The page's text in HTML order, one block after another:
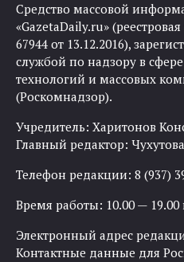
Средство массовой
«GazetaDaily.ru»
67944 от 13.12.2016),
службой по надзору в
технологий и массовых
(Роскомнадзор).
Учредитель: Харитонов
Главный редактор:
Телефон редакции: 8 (937)
Время работы: 10.00 — 19.00
Электронный адрес
Контактные данные для